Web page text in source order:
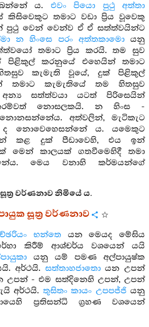
ය. එවං පියො පුථු අත්තා
කිසිවෙකුට තමාට වඩා ප්‍රිය වූවෙකු
පුථු වෙන් වෙන්ව ඒ ඒ සත්ත්වයින්ට
න හිංසෙ පරං අත්තකාමොයනු
තමාට ප්‍රිය කරයි. තම සුව
පිළිකුල් කරනුයේ එහෙයින් තමාට
කැමැති වූයේ, දුක් පිළිකුල්
තමාට කැමැතියේ තම හිතසුව
සත්ත්වයා යටත් පිරිසෙයින්
නොසලකයි. න හිංස -
අත්වලින්, මැටිකැට
නොවෙහෙසන්නේ ය. යමෙකුට
කළ දුක් පීඩාවෙහි, එය ඉන්
මෙන් කාලයක් ගතවීමෙහිදී තමා
මෙය වනාහි කර්මයන්ගේ
සූත්‍ර වර්ණනාව නිමියේ ය.
සූත්‍ර වර්ණනාව
භන්තෙ යන මෙයද මේඝිය
කිරීම් ආශ්චර්ය වශයෙන් යයි
යනු යම් පමණ අල්පායුෂ්ක
අර්ථයි. සත්තාහජාතොයන උපන්
උපන් - එම සත්දිනෙහි උපන්, උපන්
අර්ථයි. තුසිතං කායං උපපජ්ජි යනු
ප්‍රතිසන්ධි ග්‍රහණ වශයෙන්